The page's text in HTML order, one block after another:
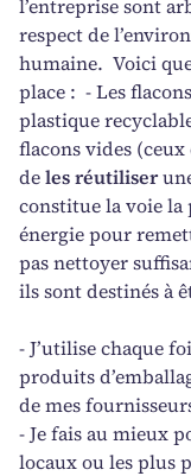
l’entreprise sont
respect de
humaine. Voici
place : - Les
plastique
flacons vides
deles réutiliser
constitue la voie la
énergie pour
pas nettoyer
ils sont destinés à
- J’utilise chaque
produits
de mes
- Je fais au mieux
locaux ou les plus